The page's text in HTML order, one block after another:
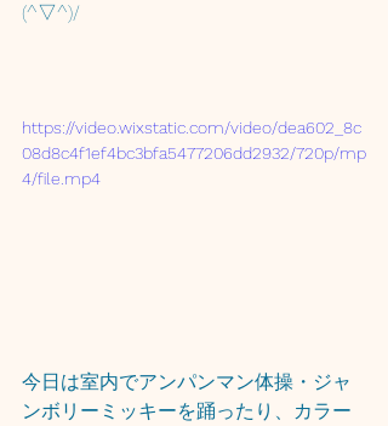
(^▽^)/
https://video.wixstatic.com/video/dea602_8c
08d8c4f1ef4bc3bfa5477206dd2932/720p/mp
4/file.mp4
今日は室内でアンパンマン体操・ジャ
ンボリーミッキーを踊ったり、カラー